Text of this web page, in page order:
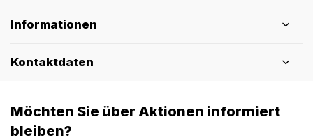
Informationen
Kontaktdaten
Möchten Sie über Aktionen informiert
bleiben?